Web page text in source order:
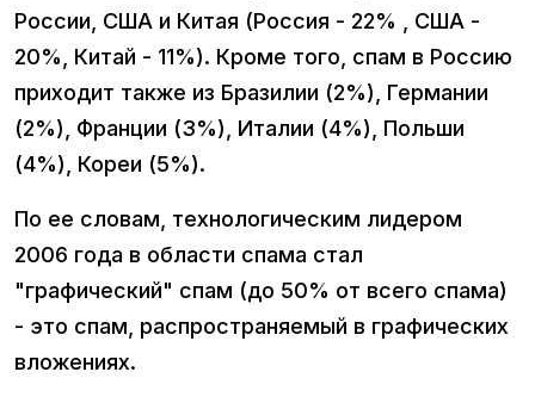
России, США и Китая (Россия - 22% , США -
20%, Китай - 11%). Кроме того, спам в Россию
приходит также из Бразилии (2%), Германии
(2%), Франции (3%), Италии (4%), Польши
(4%), Кореи (5%).
По ее словам, технологическим лидером
2006 года в области спама стал
"графический" спам (до 50% от всего спама)
- это спам, распространяемый в графических
вложениях.